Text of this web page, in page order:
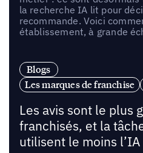
la recherche IA lit pour
recommande. Voici
établissement, à grande
Blogs
Les marques de franchise
Les avis sont le plus
franchisés, et la
utilisent le moins l’IA